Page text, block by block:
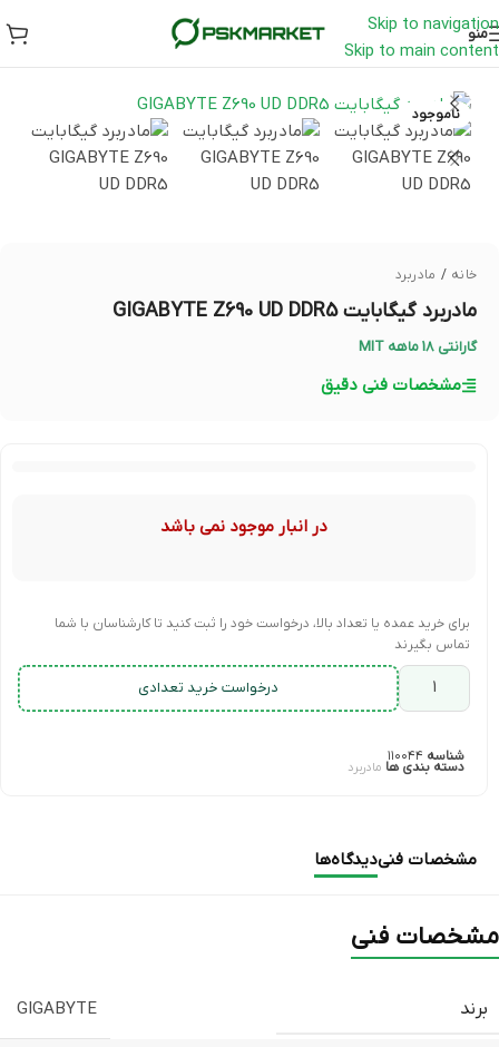
Skip to navigation
Skip to main content
منو
ناموجود
خانه / مادربرد
مادربرد گیگابایت GIGABYTE Z690 UD DDR5
گارانتی 18 ماهه MIT
مشخصات فنی دقیق
در انبار موجود نمی باشد
برای خرید عمده یا تعداد بالا، درخواست خود را ثبت کنید تا کارشناسان با شما
تماس بگیرند
درخواست خرید تعدادی
شناسه ۱۱۰۰۴۴
دسته بندی ها مادربرد
مشخصات فنیدیدگاه‌ها
مشخصات فنی
برند GIGABYTE